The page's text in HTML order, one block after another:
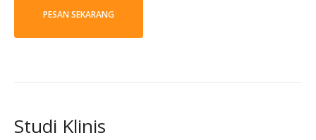
PESAN SEKARANG
Studi Klinis